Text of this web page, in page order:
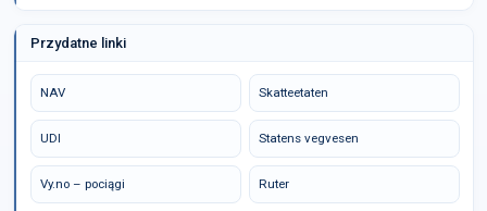
Przydatne linki
NAV Skatteetaten
UDI Statens vegvesen
Vy.no – pociągi Ruter